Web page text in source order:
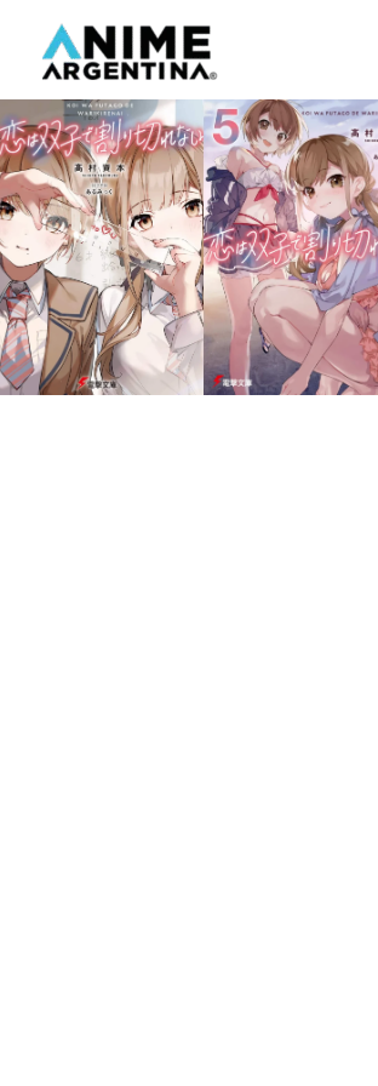
contenido